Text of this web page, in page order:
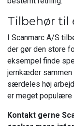
Tilbehør til
I Scanmarc A/S
der gør den store
eksempel finde
jernkæder
særdeles høj
er meget populære
Kontakt gerne